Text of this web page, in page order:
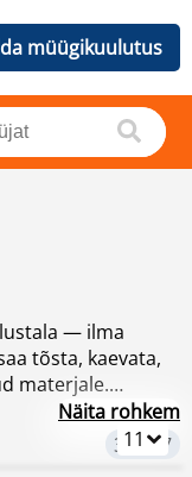
müügikuulutus
— ilma
tõsta, kaevata,
materjale.
leiad laia valiku
kraanad,
üle Eesti,
masinaid
ja hinna
Näita rohkem
39 117
11